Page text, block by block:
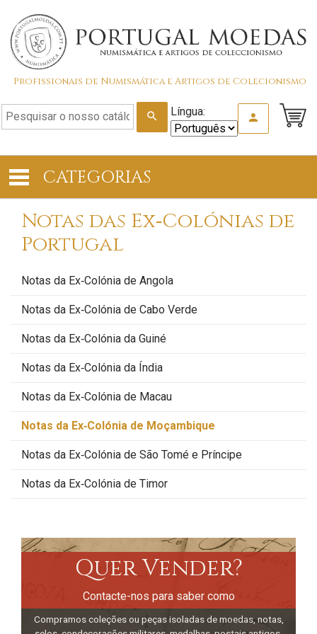
Profissionais de Numismática e Artigos de Colecionismo
search Língua: person
CATEGORIAS
Notas das Ex‑Colónias de
Portugal
Notas da Ex‑Colónia de Angola
Notas da Ex‑Colónia de Cabo Verde
Notas da Ex‑Colónia da Guiné
Notas da Ex‑Colónia da Índia
Notas da Ex‑Colónia de Macau
Notas da Ex‑Colónia de Moçambique
Notas da Ex‑Colónia de São Tomé e Príncipe
Notas da Ex‑Colónia de Timor
Quer Vender?
Contacte-nos para saber como
Compramos coleções ou peças isoladas de moedas, notas,